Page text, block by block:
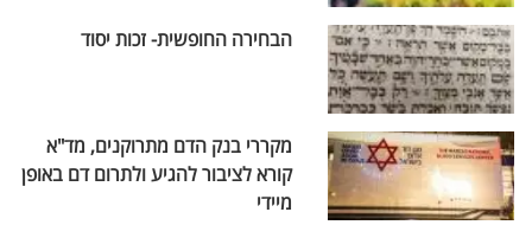
הבחירה החופשית- זכות יסוד
מקררי בנק הדם מתרוקנים, מד"א
קורא לציבור להגיע ולתרום דם באופן
מיידי